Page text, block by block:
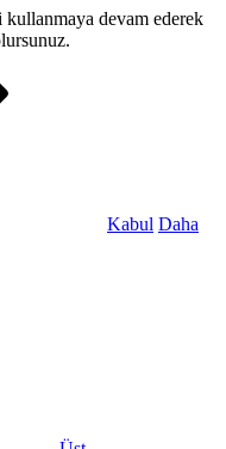
devam ederek
Kabul Daha